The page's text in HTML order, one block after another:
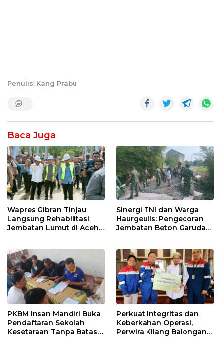
Penulis: Kang Prabu
Baca Juga
Wapres Gibran Tinjau
Langsung Rehabilitasi
Jembatan Lumut di Aceh
Sinergi TNI dan Warga
Haurgeulis: Pengecoran
Jembatan Beton Garuda
PKBM Insan Mandiri Buka
Pendaftaran Sekolah
Kesetaraan Tanpa Batas
Perkuat Integritas dan
Keberkahan Operasi,
Perwira Kilang Balongan